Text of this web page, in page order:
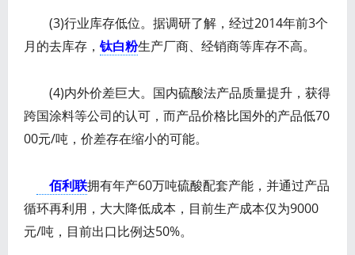
(3)行业库存低位。据调研了解，经过2014年前3个
月的去库存， 钛白粉生产厂商、经销商等库存不高。
(4)内外价差巨大。国内硫酸法产品质量提升，获得
跨国涂料等公司的认可，而产品价格比国外的产品低70
00元/吨，价差存在缩小的可能。
佰利联拥有年产60万吨硫酸配套产能，并通过产品
循环再利用，大大降低成本，目前生产成本仅为9000
元/吨，目前出口比例达50%。